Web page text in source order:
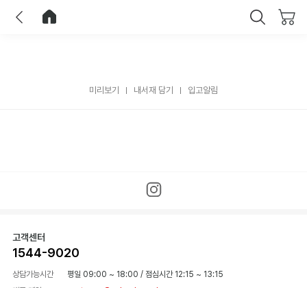
미리보기 내서재 담기 입고알림
고객센터
1544-9020
상담가능시간 평일 09:00 ~ 18:00 / 점심시간 12:15 ~ 13:15